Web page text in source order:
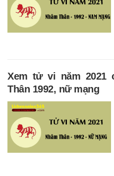
Xem tử vi năm 2021
Thân 1992, nữ mạng